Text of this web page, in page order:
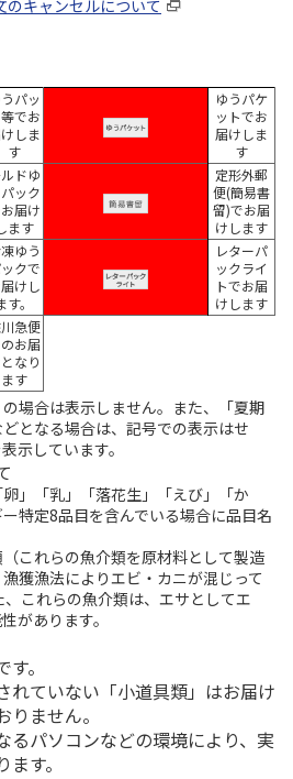
のキャンセルについて
パッ
でお
しま
す
ゆうパケ
ットでお
届けしま
す
ドゆ
ック
届け
ます
定形外郵
便(簡易書
留)でお届
けします
ゆう
クで
けし
す。
レターパ
ックライ
トでお届
けします
急便
お届
なり
ます
場合は表示しません。また、「夏期
となる場合は、記号での表示はせ
示しています。
」「乳」「落花生」「えび」「か
特定8品目を含んでいる場合に品目名
これらの魚介類を原材料として製造
獲漁法によりエビ・カニが混じって
これらの魚介類は、エサとしてエ
があります。
。
れていない「小道具類」はお届け
ません。
るパソコンなどの環境により、実
す。